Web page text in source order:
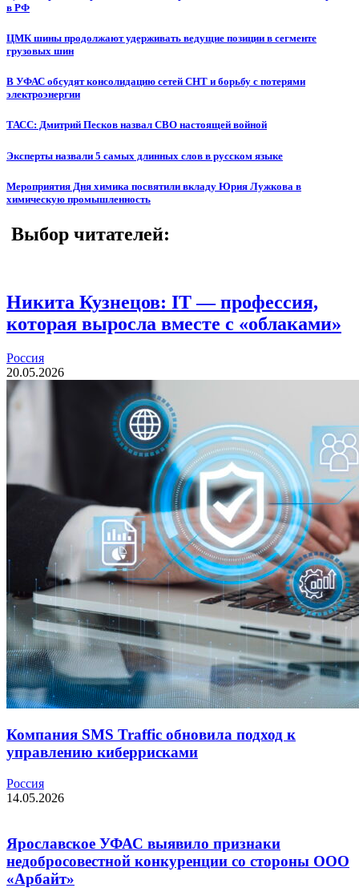
в РФ
ЦМК шины продолжают удерживать ведущие позиции в сегменте
грузовых шин
В УФАС обсудят консолидацию сетей СНТ и борьбу с потерями
электроэнергии
ТАСС: Дмитрий Песков назвал СВО настоящей войной
Эксперты назвали 5 самых длинных слов в русском языке
Мероприятия Дня химика посвятили вкладу Юрия Лужкова в
химическую промышленность
Выбор читателей:
Никита Кузнецов: IT — профессия,
которая выросла вместе с «облаками»
Россия
20.05.2026
Компания SMS Traffic обновила подход к
управлению киберрисками
Россия
14.05.2026
Ярославское УФАС выявило признаки
недобросовестной конкуренции со стороны ООО
«Арбайт»